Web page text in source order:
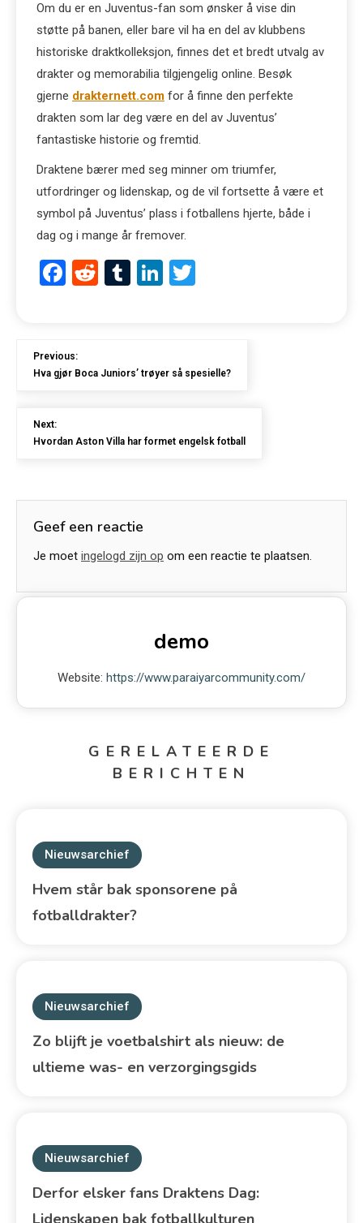
Om du er en Juventus-fan som ønsker å vise din
støtte på banen, eller bare vil ha en del av klubbens
historiske draktkolleksjon, finnes det et bredt utvalg av
drakter og memorabilia tilgjengelig online. Besøk
gjerne drakternett.com for å finne den perfekte
drakten som lar deg være en del av Juventus’
fantastiske historie og fremtid.
Draktene bærer med seg minner om triumfer,
utfordringer og lidenskap, og de vil fortsette å være et
symbol på Juventus’ plass i fotballens hjerte, både i
dag og i mange år fremover.
Facebook
RedditTumblrLinkedIn
Previous:
Hva gjør Boca Juniors’ trøyer så spesielle?
Next:
Hvordan Aston Villa har formet engelsk fotball
Geef een reactie
Je moet ingelogd zijn op om een reactie te plaatsen.
demo
Website: https://www.paraiyarcommunity.com/
GERELATEERDE
BERICHTEN
Nieuwsarchief
Hvem står bak sponsorene på
fotballdrakter?
Nieuwsarchief
Zo blijft je voetbalshirt als nieuw: de
ultieme was- en verzorgingsgids
Nieuwsarchief
Derfor elsker fans Draktens Dag:
Lidenskapen bak fotballkulturen